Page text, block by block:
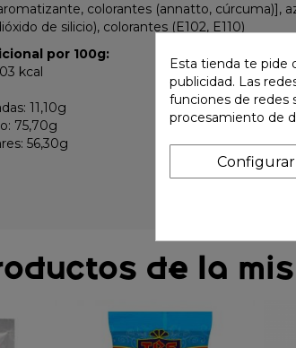
colorantes (annatto, cúrcuma)],
de silicio), colorantes (E102, E110)
por 100g:
kcal
11,10g
75,70g
56,30g
de la
Esta tienda te pide
publicidad. Las
funciones de redes
procesamiento de
Configurar